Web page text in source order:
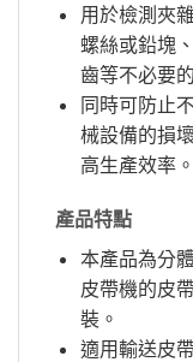
用於檢測夾
螺絲或鉛塊
齒等不必要
同時可防止
械設備的損
高生產效率。
產品特點
本產品為分
皮帶機的皮
裝。
適用輸送皮